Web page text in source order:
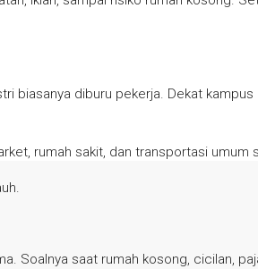
biasanya diburu pekerja. Dekat
rumah sakit, dan transportasi
Soalnya saat rumah kosong, cicilan,